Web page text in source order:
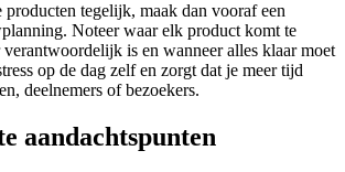
producten tegelijk, maak dan vooraf een
Noteer waar elk product komt te
is en wanneer alles klaar moet
op de dag zelf en zorgt dat je meer tijd
deelnemers of bezoekers.
aandachtspunten